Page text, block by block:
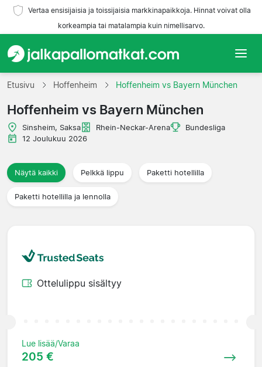
Vertaa ensisijaisia ja toissijaisia markkinapaikkoja. Hinnat voivat olla
korkeampia tai matalampia kuin nimellisarvo.
Etusivu
Joukkueet
Liigat
Matkatoimistoja
Etusivu Hoffenheim Hoffenheim vs Bayern München
Hoffenheim vs Bayern München
Sinsheim, Saksa Rhein-Neckar-Arena
Bundesliga
12 Joulukuu 2026
Näytä kaikki Pelkkä lippu Paketti hotellilla
Paketti hotellilla ja lennolla
Ottelulippu sisältyy
Lue lisää/Varaa
205 €